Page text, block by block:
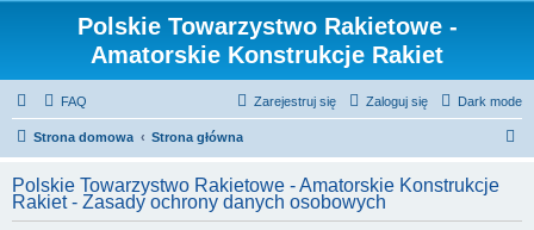
Polskie Towarzystwo Rakietowe -
Amatorskie Konstrukcje Rakiet
Dark mode
FAQ Zaloguj się
Zarejestruj się
Strona domowa Strona główna
k
Polskie Towarzystwo Rakietowe - Amatorskie Konstrukcje
Rakiet - Zasady ochrony danych osobowych